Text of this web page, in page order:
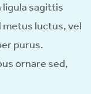
sagittis
luctus, vel
purus.
ornare sed,